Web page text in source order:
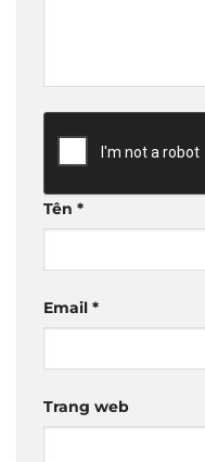
Tên *
Email *
Trang web